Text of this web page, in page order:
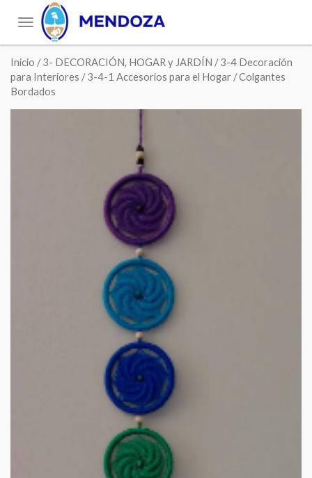
Toggle
navigation
Inicio /3- DECORACIÓN, HOGAR y JARDÍN /3-4 Decoración
para Interiores /3-4-1 Accesorios para el Hogar / Colgantes
Bordados